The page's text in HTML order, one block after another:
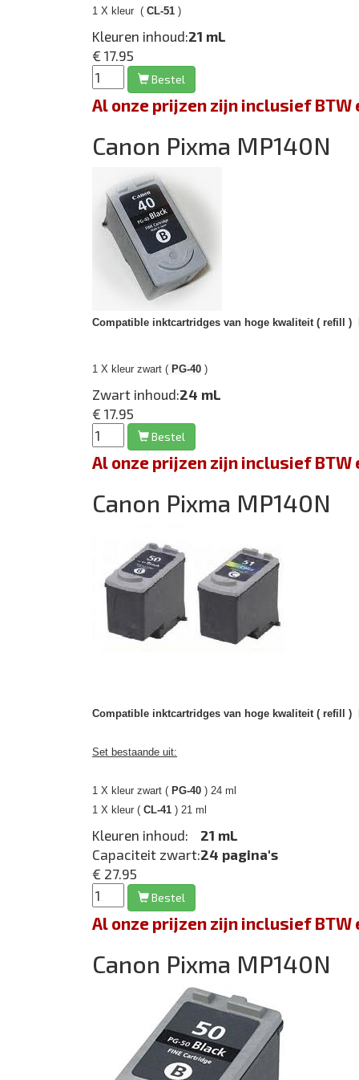
1 X kleur ( CL-51 )
Kleuren inhoud:21 mL
€ 17.95
Bestel
Al onze prijzen zijn inclusief
Canon Pixma MP140N
Compatible inktcartridges van hoge kwaliteit ( refill )
1 X kleur zwart ( PG-40 )
Zwart inhoud:24 mL
€ 17.95
Bestel
Al onze prijzen zijn inclusief
Canon Pixma MP140N
Compatible inktcartridges van hoge kwaliteit ( refill )
Set bestaande uit:
1 X kleur zwart ( PG-40 ) 24 ml
1 X kleur ( CL-41 ) 21 ml
Kleuren inhoud:
21 mL
Capaciteit zwart:24 pagina's
€ 27.95
Bestel
Al onze prijzen zijn inclusief
Canon Pixma MP140N